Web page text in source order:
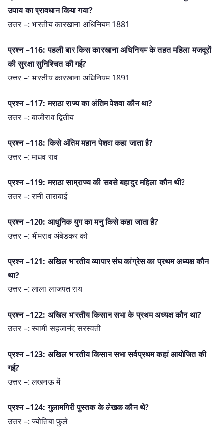
उपाय का प्रावधान किया गया?
उत्तर –: भारतीय कारखाना अधिनियम 1881
प्रश्न –116: पहली बार किस कारखाना अधिनियम के तहत महिला मजदूरों
की सुरक्षा सुनिश्चित की गई?
उत्तर –: भारतीय कारखाना अधिनियम 1891
प्रश्न –117: मराठा राज्य का अंतिम पेशवा कौन था?
उत्तर –: बाजीराव द्वितीय
प्रश्न –118: किसे अंतिम महान पेशवा कहा जाता है?
उत्तर –: माधव राव
प्रश्न –119: मराठा साम्राज्य की सबसे बहादुर महिला कौन थी?
उत्तर –: रानी ताराबाई
प्रश्न –120: आधुनिक युग का मनु किसे कहा जाता है?
उत्तर –: भीमराव अंबेडकर को
प्रश्न –121: अखिल भारतीय व्यापार संघ कांग्रेस का प्रथम अध्यक्ष कौन
था?
उत्तर –: लाला लाजपत राय
प्रश्न –122: अखिल भारतीय किसान सभा के प्रथम अध्यक्ष कौन था?
उत्तर –: स्वामी सहजानंद सरस्वती
प्रश्न –123: अखिल भारतीय किसान सभा सर्वप्रथम कहां आयोजित की
गई?
उत्तर –: लखनऊ में
प्रश्न –124: गुलामगिरी पुस्तक के लेखक कौन थे?
उत्तर –: ज्योतिबा फुले